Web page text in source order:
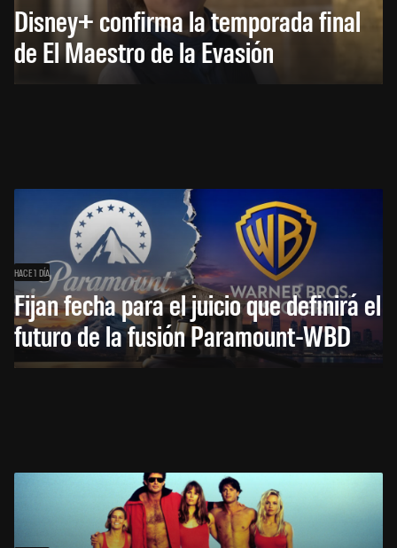
Disney+ confirma la temporada final
de El Maestro de la Evasión
HACE 1 DÍA
Fijan fecha para el juicio que definirá el
futuro de la fusión Paramount-WBD